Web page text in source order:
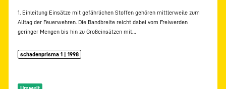
1. Einleitung Einsätze mit gefährlichen Stoffen gehören mittlerweile zum
Alltag der Feuerwehren. Die Bandbreite reicht dabei vom Freiwerden
geringer Mengen bis hin zu Großeinsätzen mit…
schadenprisma 1 | 1998